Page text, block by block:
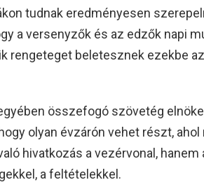
tudnak eredményesen
a versenyzők és az edzők napi
rengeteget beletesznek ezekbe
összefogó szövetég
olyan évzárón vehet részt,
hivatkozás a vezérvonal,
a feltételekkel.